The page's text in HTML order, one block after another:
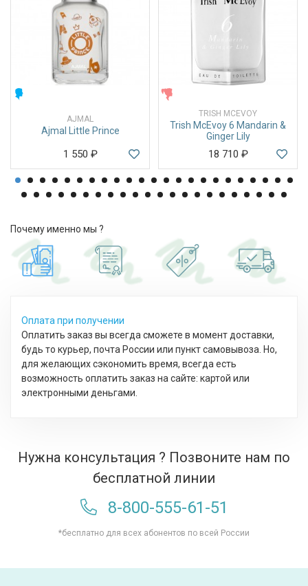
AJMAL
Ajmal Little Prince
1 550 ₽
TRISH MCEVOY
Trish McEvoy 6 Mandarin &
Ginger Lily
18 710 ₽
Почему именно мы ?
Оплата при получении
Оплатить заказ вы всегда сможете в момент доставки,
будь то курьер, почта России или пункт самовывоза. Но,
для желающих сэкономить время, всегда есть
возможность оплатить заказ на сайте: картой или
электронными деньгами.
Нужна консультация ? Позвоните нам по
бесплатной линии
8-800-555-61-51
*бесплатно для всех абонентов по всей России